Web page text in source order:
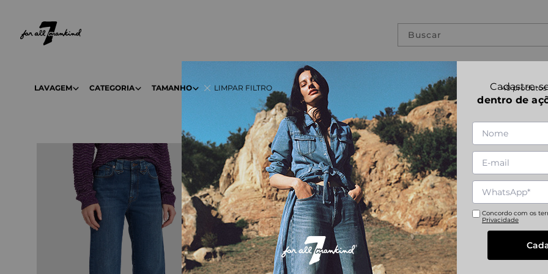
Buscar
LAVAGEM CATEGORIA TAMANHO LIMPAR FILTRO 49 produtos
Cadastre-
dentro de
Concordo com os
Privacidade